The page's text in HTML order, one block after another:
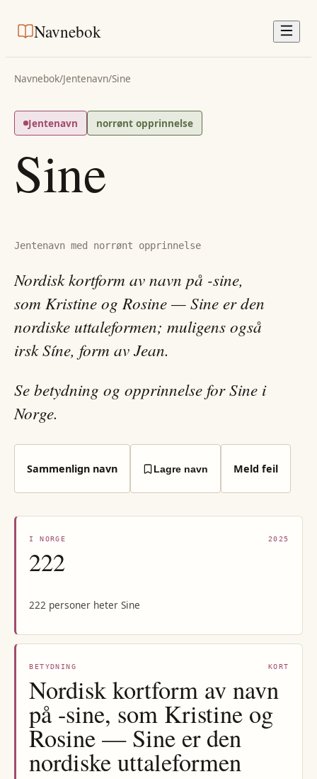
Navnebok
Navnebok/Jentenavn/Sine
Jentenavn norrønt opprinnelse
Sine
Jentenavn med norrønt opprinnelse
Nordisk kortform av navn på -sine,
som Kristine og Rosine — Sine er den
nordiske uttaleformen; muligens også
irsk Síne, form av Jean.
Se betydning og opprinnelse for Sine i
Norge.
Sammenlign navn Lagre navn Meld feil
I NORGE 2025
222
222 personer heter Sine
BETYDNING KORT
Nordisk kortform av navn
på -sine, som Kristine og
Rosine — Sine er den
nordiske uttaleformen